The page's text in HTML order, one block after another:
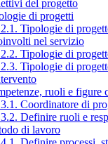
del progetto
di progetti
Tipologie di
nel servizio
Tipologie di
Tipologie di
ruoli e figure
Coordinatore di
Definire ruoli e
di lavoro